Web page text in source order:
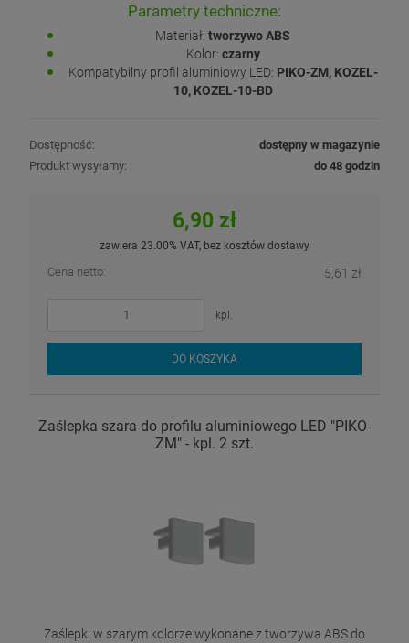
Parametry techniczne:
Materiał: tworzywo ABS
Kolor: czarny
Kompatybilny profil aluminiowy LED: PIKO-ZM, KOZEL-
10, KOZEL-10-BD
Dostępność:
dostępny w magazynie
Produkt wysyłamy:
do 48 godzin
6,90 zł
zawiera 23.00% VAT, bez kosztów dostawy
Cena netto: 5,61 zł
kpl.
DO KOSZYKA
Zaślepka szara do profilu aluminiowego LED "PIKO-
ZM" - kpl. 2 szt.
Zaślepki w szarym kolorze wykonane z tworzywa ABS do